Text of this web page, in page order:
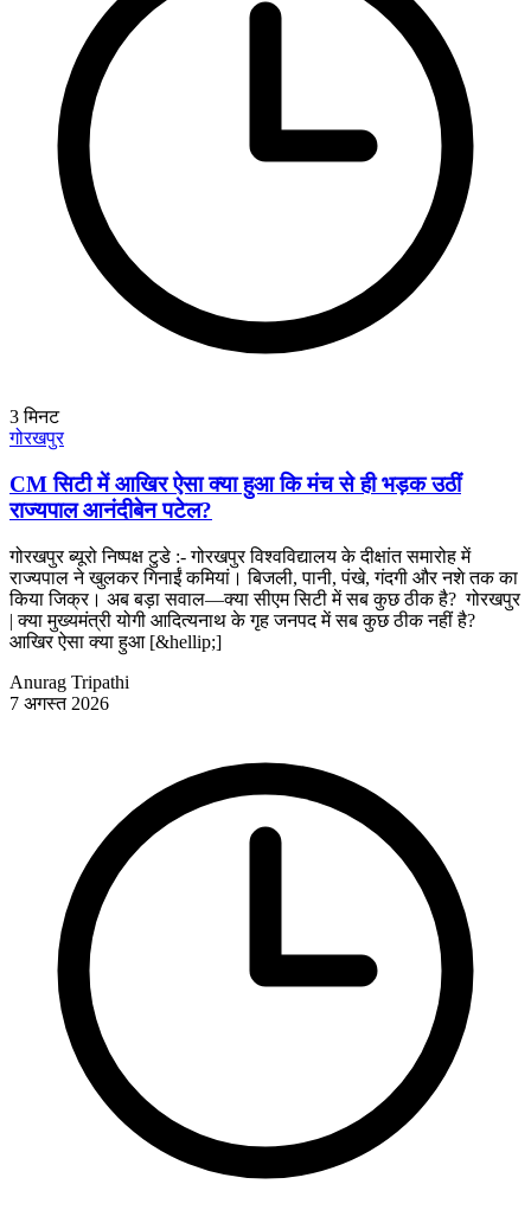
3मिनट
गोरखपुर
CM सिटी में आखिर ऐसा क्या हुआ कि मंच से ही भड़क उठीं
राज्यपाल आनंदीबेन पटेल?
गोरखपुर ब्यूरो निष्पक्ष टुडे :- गोरखपुर विश्वविद्यालय के दीक्षांत समारोह में
राज्यपाल ने खुलकर गिनाईं कमियां। बिजली, पानी, पंखे, गंदगी और नशे तक का
किया जिक्र। अब बड़ा सवाल—क्या सीएम सिटी में सब कुछ ठीक है? गोरखपुर
| क्या मुख्यमंत्री योगी आदित्यनाथ के गृह जनपद में सब कुछ ठीक नहीं है?
आखिर ऐसा क्या हुआ [&hellip;]
Anurag Tripathi
7 अगस्त 2026